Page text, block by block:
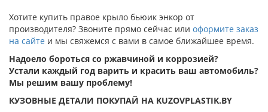
Хотите купить правое крыло бьюик энкор от
производителя? Звоните прямо сейчас или оформите заказ
на сайте и мы свяжемся с вами в самое ближайшее время.
Надоело бороться со ржавчиной и коррозией?
Устали каждый год варить и красить ваш автомобиль?
Мы решим вашу проблему!
КУЗОВНЫЕ ДЕТАЛИ ПОКУПАЙ НА KUZOVPLASTIK.BY